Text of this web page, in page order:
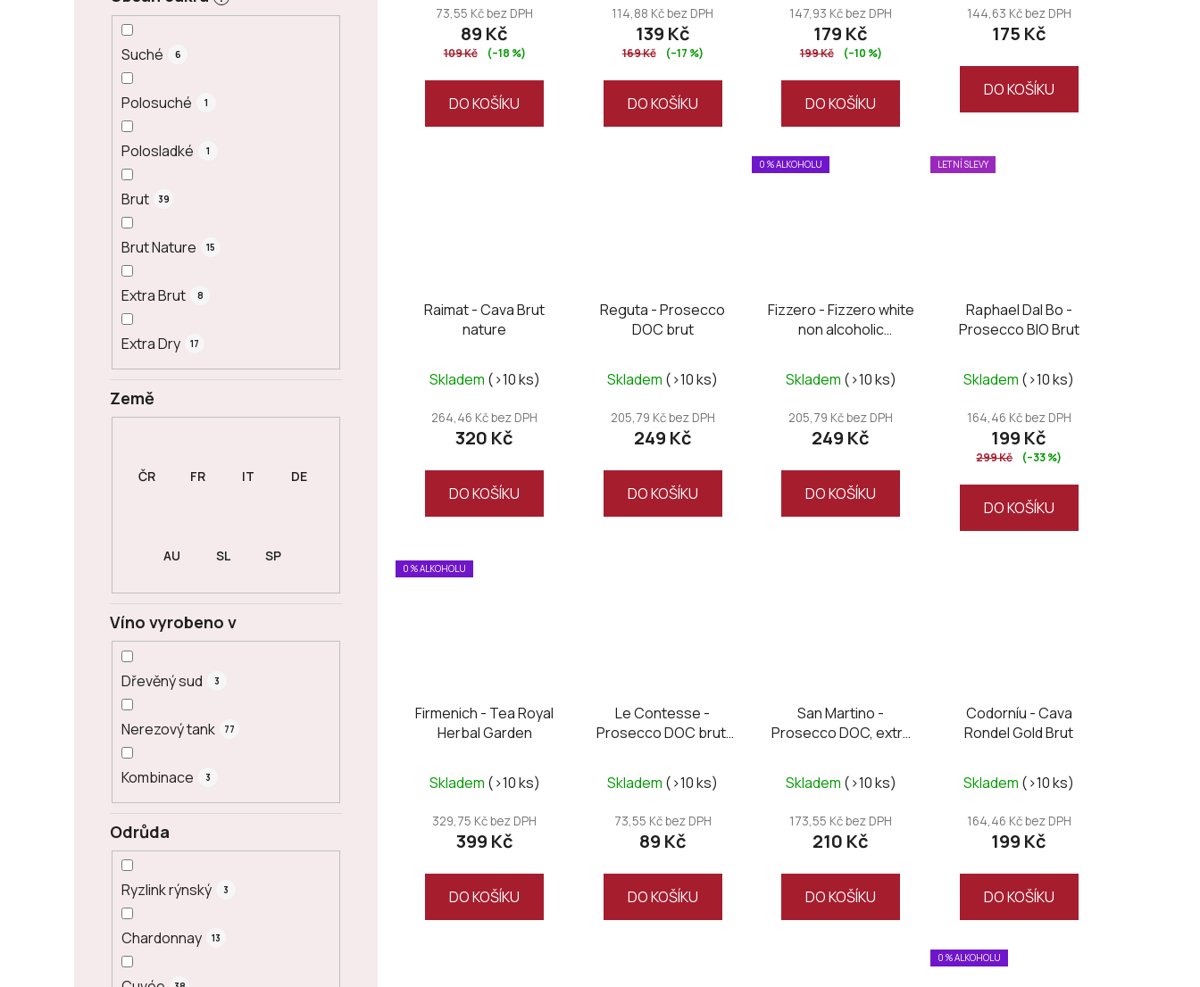
Odrůda
Ryzlink rýnský 3
Chardonnay 13
Země
Suché 6
Polosuché 1
Polosladké 1
Brut 39
Brut Nature 15
Extra Brut 8
Extra Dry 17
Víno vyrobeno v
Dřevěný sud 3
Nerezový tank 77
Kombinace 3
73,55 Kč bez DPH
89 Kč
109 Kč (–18 %)
DO KOŠÍKU
114,88 Kč bez DPH
139 Kč
169 Kč (–17 %)
DO KOŠÍKU
147,93 Kč bez DPH
179 Kč
199 Kč (–10 %)
DO KOŠÍKU
144,63 Kč bez DPH
175 Kč
DO KOŠÍKU
Raimat - Cava Brut
nature
Skladem (>10 ks)
264,46 Kč bez DPH
320 Kč
DO KOŠÍKU
Reguta - Prosecco
DOC brut
hodnocení
produktu
je
z
Skladem (>10 ks)
205,79 Kč bez DPH
249 Kč
DO KOŠÍKU
0 % ALKOHOLU
Fizzero - Fizzero white
non alcoholic
Skladem (>10 ks)
205,79 Kč bez DPH
249 Kč
DO KOŠÍKU
LETNÍ SLEVY
Raphael Dal Bo -
Prosecco BIO Brut
Skladem (>10 ks)
164,46 Kč bez DPH
199 Kč
299 Kč (–33 %)
DO KOŠÍKU
0 % ALKOHOLU
Firmenich - Tea Royal
Herbal Garden
Skladem (>10 ks)
329,75 Kč bez DPH
399 Kč
DO KOŠÍKU
Le Contesse -
Prosecco DOC brut,
Skladem (>10 ks)
73,55 Kč bez DPH
89 Kč
DO KOŠÍKU
San Martino -
Prosecco DOC, extra
Skladem (>10 ks)
173,55 Kč bez DPH
210 Kč
DO KOŠÍKU
Codorníu - Cava
Rondel Gold Brut
Skladem (>10 ks)
164,46 Kč bez DPH
199 Kč
DO KOŠÍKU
0 % ALKOHOLU